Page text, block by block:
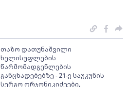
თაზო დათუნაშვილი
ხელისუფლების
წარმომადგენლების
განცხადებებზე - 21-ე საუკუნის
სერგო ორჯონიკიძეები,